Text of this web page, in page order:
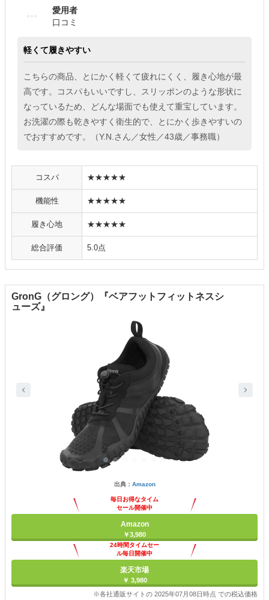
愛用者
口コミ
軽くて履きやすい
こちらの商品、とにかく軽くて疲れにくく、履き心地が最
高です。コスパもいいですし、スリッポンのような形状に
なっているため、どんな場面でも使えて重宝しています。
お洗濯の際も乾きやすく衛生的で、とにかく歩きやすいの
でおすすめです。（Y.N.さん／女性／43歳／事務職）
コスパ ★★★★★
機能性 ★★★★★
履き心地 ★★★★★
総合評価 5.0点
GronG（グロング）『ベアフットフィットネスシ
ューズ』
出典： Amazon
毎日お得なタイム
セール開催中
Amazon
￥3,980
24時間タイムセー
ル毎日開催中
楽天市場
￥ 3,980
※各社通販サイトの 2025年07月08日時点 での税込価格